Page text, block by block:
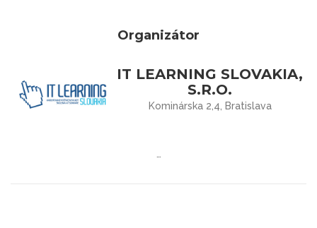
Organizátor
IT LEARNING SLOVAKIA,
S.R.O.
Kominárska 2,4, Bratislava